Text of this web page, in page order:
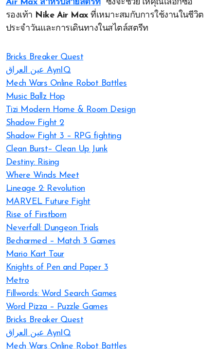
Air Max สำหรับสายสตรีท“ ซึ่งจะช่วยให้คุณเลือกซื้อ
รองเท้า Nike Air Maxที่เหมาะสมกับการใช้งานในชีวิต
ประจำวันและการเดินทางในสไตล์สตรีท
Bricks Breaker Quest
عين العراق AynIQ
Mech Wars Online Robot Battles
Music Ballz Hop
Tizi Modern Home & Room Design
Shadow Fight 2
Shadow Fight 3 – RPG fighting
Clean Burst– Clean Up Junk
Destiny: Rising
Where Winds Meet
Lineage 2: Revolution
MARVEL Future Fight
Rise of Firstborn
Neverfall: Dungeon Trials
Becharmed – Match 3 Games
Mario Kart Tour
Knights of Pen and Paper 3
Metro
Fillwords: Word Search Games
Word Pizza – Puzzle Games
Bricks Breaker Quest
عين العراق AynIQ
Mech Wars Online Robot Battles